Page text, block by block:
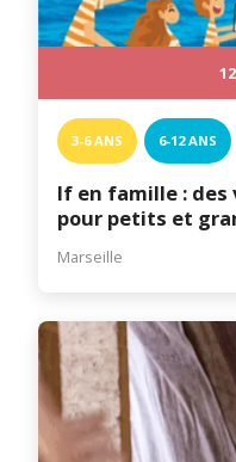
3-6 ANS 6-12 ANS
If en famille :
pour petits et
Marseille